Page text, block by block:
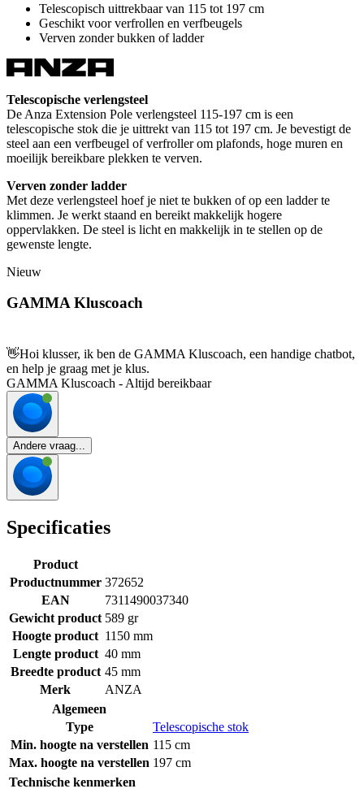
Telescopisch uittrekbaar van 115 tot 197 cm
Geschikt voor verfrollen en verfbeugels
Verven zonder bukken of ladder
Telescopische verlengsteel
De Anza Extension Pole verlengsteel 115-197 cm is een
telescopische stok die je uittrekt van 115 tot 197 cm. Je bevestigt de
steel aan een verfbeugel of verfroller om plafonds, hoge muren en
moeilijk bereikbare plekken te verven.
Verven zonder ladder
Met deze verlengsteel hoef je niet te bukken of op een ladder te
klimmen. Je werkt staand en bereikt makkelijk hogere
oppervlakken. De steel is licht en makkelijk in te stellen op de
gewenste lengte.
Nieuw
GAMMA Kluscoach
👋Hoi klusser, ik ben de GAMMA Kluscoach, een handige chatbot,
en help je graag met je klus.
GAMMA Kluscoach - Altijd bereikbaar
Andere vraag...
Specificaties
Product
Productnummer 372652
EAN
7311490037340
Gewicht product 589 gr
Hoogte product 1150 mm
Lengte product 40 mm
Breedte product 45 mm
Merk
ANZA
Algemeen
Type
Telescopische stok
Min. hoogte na verstellen 115 cm
Max. hoogte na verstellen 197 cm
Technische kenmerken